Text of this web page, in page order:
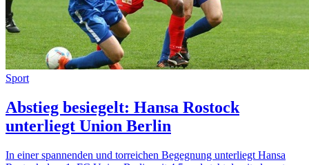
Sport
Abstieg besiegelt: Hansa Rostock
unterliegt Union Berlin
In einer spannenden und torreichen Begegnung unterliegt Hansa